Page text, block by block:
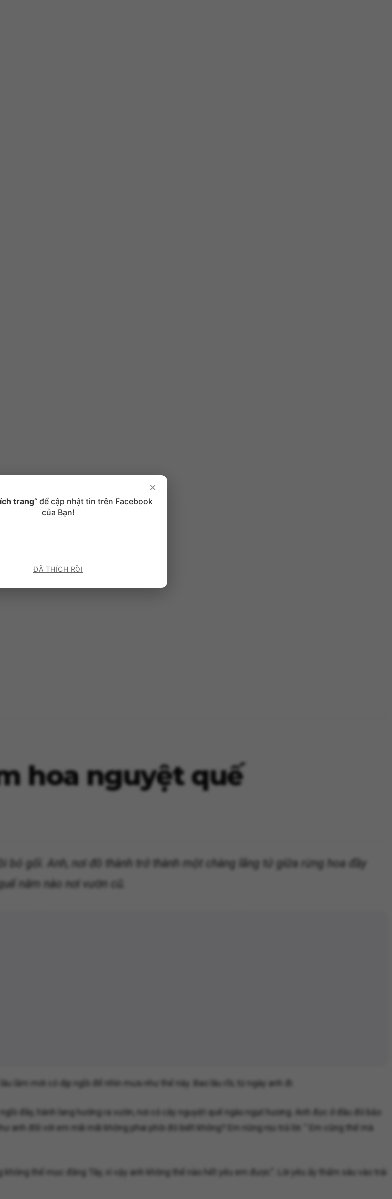
hoa nguyệt quế
bó gối. Anh, nơi đô thành trở thành một chàng lãng tử giữa rừng hoa đầy
năm nào nơi vườn cũ.
lắm mới có dịp ngồi để nhìn mưa như thế này. Bao lâu rồi, từ ngày anh đi.
đây, hành lang hướng ra vườn, nơi có cây nguyệt quế ngào ngạt hương. Anh đọc ở đâu đó bảo
anh đối với em mãi mãi không phai phôi đó biết không? Em nũng nịu trả lời: " Em cũng thế mà
thể mọc đằng Tây, vì vậy anh không thể nào hết yêu em được". Lời yêu ấy thấm sâu vào trái
×
trang“ để cập nhật tin trên Facebook
của Bạn!
ĐÃ THÍCH RỒI